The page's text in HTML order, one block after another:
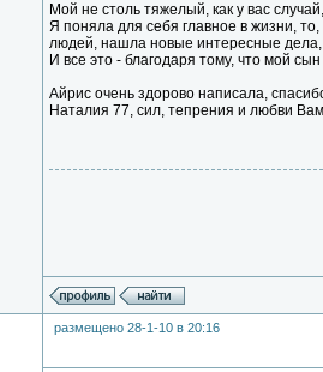
Мой не столь тяжелый, как у вас
Я поняла для себя главное в жизни,
людей, нашла новые интересные дела,
И все это - благодаря тому, что мой
Айрис очень здорово написала,
Наталия 77, сил, тепрения и любви
размещено 28-1-10 в 20:16